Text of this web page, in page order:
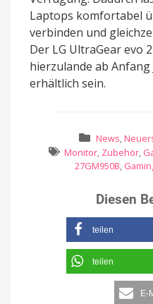
Laptops komfortabel
verbinden und
Der LG UltraGear evo
hierzulande ab
erhältlich sein.
News,
Monitor, Zubehör,
27GM950B,
Diesen
teilen
teilen
E-